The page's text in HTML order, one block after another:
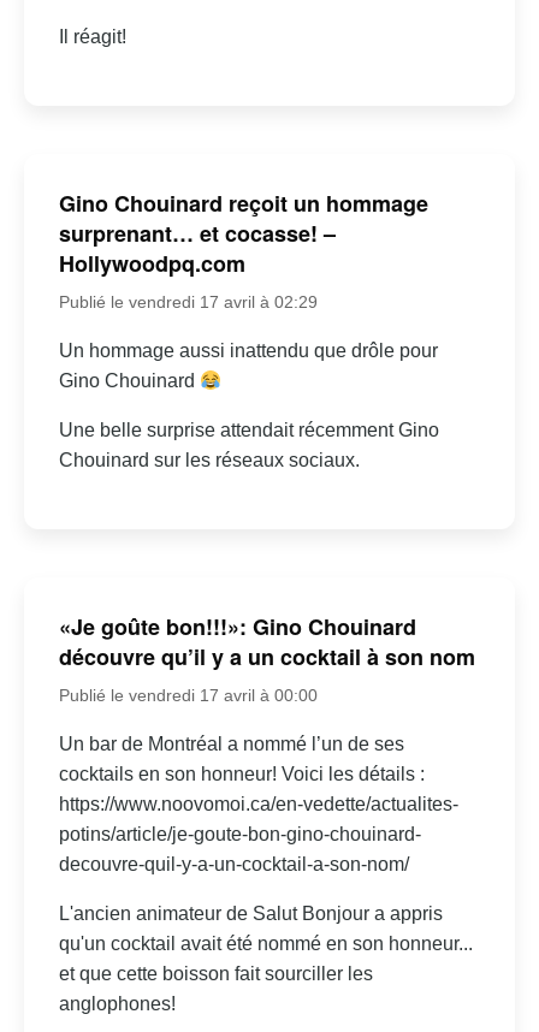
Il réagit!
Gino Chouinard reçoit un hommage
surprenant… et cocasse! –
Hollywoodpq.com
Publié le vendredi 17 avril à 02:29
Un hommage aussi inattendu que drôle pour
Gino Chouinard
Une belle surprise attendait récemment Gino
Chouinard sur les réseaux sociaux.
«Je goûte bon!!!»: Gino Chouinard
découvre qu’il y a un cocktail à son nom
Publié le vendredi 17 avril à 00:00
Un bar de Montréal a nommé l’un de ses
cocktails en son honneur! Voici les détails :
https://www.noovomoi.ca/en-vedette/actualites-
potins/article/je-goute-bon-gino-chouinard-
decouvre-quil-y-a-un-cocktail-a-son-nom/
L'ancien animateur de Salut Bonjour a appris
qu'un cocktail avait été nommé en son honneur...
et que cette boisson fait sourciller les
anglophones!